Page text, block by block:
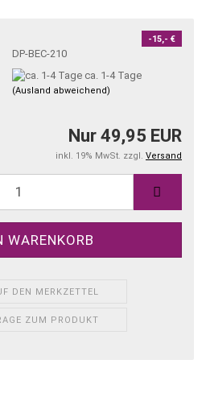
-15,- €
DP-BEC-210
ca. 1-4 Tage
(Ausland abweichend)
Nur 49,95 EUR
inkl. 19% MwSt. zzgl. Versand
DEN MERKZETTEL
ZUM PRODUKT